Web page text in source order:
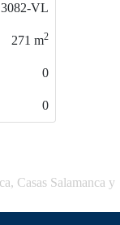
3240-VL
100m
Casas Salamanca y